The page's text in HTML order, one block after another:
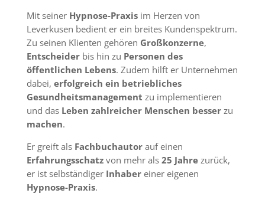
Mit seiner Hypnose-Praxisim Herzen von
Leverkusen bedient er ein breites Kundenspektrum.
Zu seinen Klienten gehören Großkonzerne,
Entscheiderbis hin zu Personen des
öffentlichen Lebens. Zudem hilft er Unternehmen
dabei, erfolgreich ein betriebliches
Gesundheitsmanagement zu implementieren
und das Leben zahlreicher Menschen besserzu
machen.
Er greift als Fachbuchautorauf einen
Erfahrungsschatzvon mehr als25 Jahrezurück,
er istselbständigerInhabereiner eigenen
Hypnose-Praxis.